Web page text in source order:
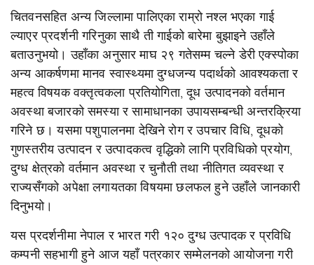
चितवनसहित अन्य जिल्लामा पालिएका राम्रो नश्ल भएका गाई
ल्याएर प्रदर्शनी गरिनुका साथै ती गाईको बारेमा बुझाइने उहाँले
बताउनुभयो। उहाँका अनुसार माघ २९ गतेसम्म चल्ने डेरी एक्स्पोका
अन्य आकर्षणमा मानव स्वास्थ्यमा दुग्धजन्य पदार्थको आवश्यकता र
महत्व विषयक वक्तृत्वकला प्रतियोगिता, दूध उत्पादनको वर्तमान
अवस्था बजारको समस्या र सामाधानका उपायसम्बन्धी अन्तरक्रिया
गरिने छ। यसमा पशुपालनमा देखिने रोग र उपचार विधि, दूधको
गुणस्तरीय उत्पादन र उत्पादकत्व वृद्धिको लागि प्रविधिको प्रयोग,
दुग्ध क्षेत्रको वर्तमान अवस्था र चुनौती तथा नीतिगत व्यवस्था र
राज्यसँगको अपेक्षा लगायतका विषयमा छलफल हुने उहाँले जानकारी
दिनुभयो।
यस प्रदर्शनीमा नेपाल र भारत गरी १२० दुग्ध उत्पादक र प्रविधि
कम्पनी सहभागी हुने आज यहाँ पत्रकार सम्मेलनको आयोजना गरी